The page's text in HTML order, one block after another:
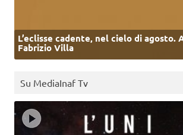
L’eclisse cadente, nel cielo di agosto.
Fabrizio Villa
Su MediaInaf Tv